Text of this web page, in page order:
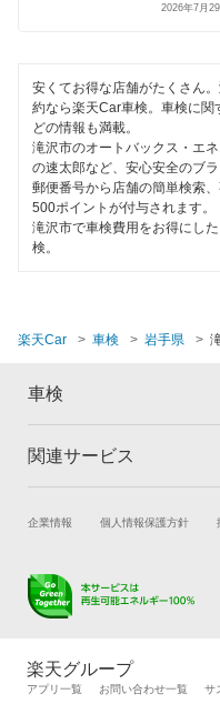
紫波郡
遠野市
西磐井郡
二戸郡
八幡平市
花巻市
盛岡市
陸前高田市
和賀郡
1級整備士在籍
コンピューター診断
2026年7月29
安くてお得な店舗がたくさん
約なら楽天Car車検。車検に
どの情報も満載。
滝沢市のオートバックス・エ
の速太郎など、安心安全のブ
郵便番号から店舗の簡単検索
500ポイントが付与されます。
滝沢市で車検費用をお得にし
検。
楽天Car 車検 岩手県
車検
トップ
車検の基礎知識
関連サービス
試乗・商談
キズ修理予約
メンテナンス管理
タイヤ交換サービス
自動車カタログ
企業情報 個人情報保護方針
楽天グループ
アプリ一覧 お問い合わせ一覧 サ